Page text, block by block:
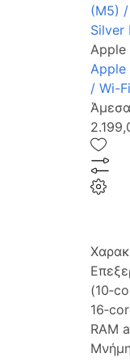
Apple
Apple
/ Wi-
RAM